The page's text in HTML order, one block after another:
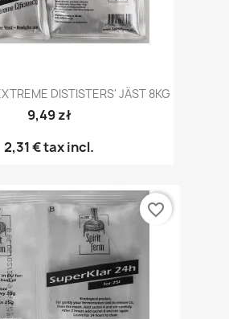
DISTISTERS' JÄST 8KG
9,49 zł
2,31 €tax incl.
favorite_border